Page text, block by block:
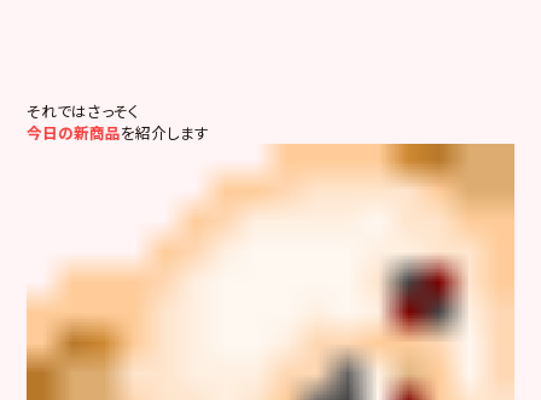
それではさっそく
今日の新商品を紹介します